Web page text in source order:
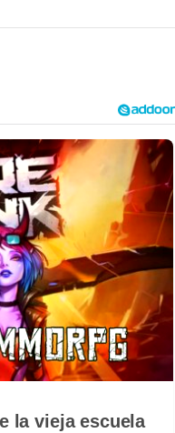
la vieja escuela